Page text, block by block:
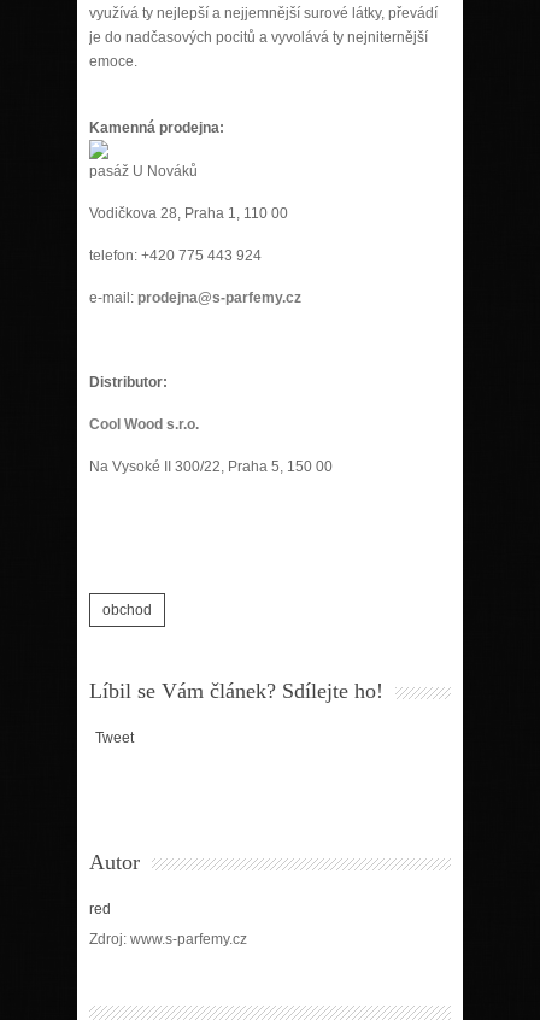
využívá ty nejlepší a nejjemnější surové látky, převádí
je do nadčasových pocitů a vyvolává ty nejniternější
emoce.
Kamenná prodejna:
pasáž U Nováků
Vodičkova 28, Praha 1, 110 00
telefon: +420 775 443 924
e-mail: prodejna@s-parfemy.cz
Distributor:
Cool Wood s.r.o.
Na Vysoké II 300/22, Praha 5, 150 00
obchod
Líbil se Vám článek? Sdílejte ho!
Tweet
Autor
red
Zdroj: www.s-parfemy.cz